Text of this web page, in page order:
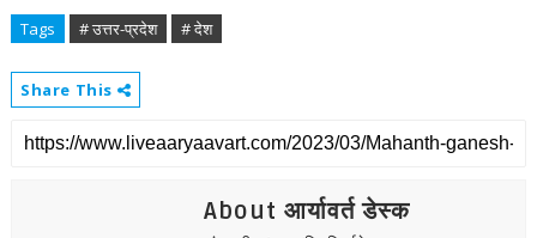
Tags # उत्तर-प्रदेश # देश
Share This
About आर्यावर्त डेस्क